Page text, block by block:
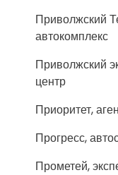
Приволжский
автокомплекс
Приволжский
центр
Приоритет,
Прогресс,
Прометей,